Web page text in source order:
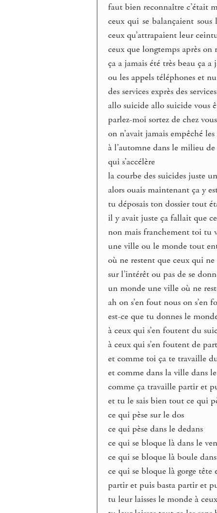
faut bien reconnaître c’était
ceux qui se balançaient
ceux qu’attrapaient leur
ceux que longtemps après
ça a jamais été très beau ça a
ou les appels téléphones et
des services exprès des
allo suicide allo suicide vous
parlez-moi sortez de chez
on n’avait jamais empêché
à l’automne dans le milieu
qui s’accélère
la courbe des suicides juste
alors ouais maintenant ça y
tu déposais ton dossier tout
il y avait juste ça fallait que
non mais franchement toi tu
une ville ou le monde tout
où ne restent que ceux qui ne
sur l’intérêt ou pas de se
un monde une ville où ne
ah on s’en fout nous on s’en
est-ce que tu donnes le
à ceux qui s’en foutent du
à ceux qui s’en foutent de
et comme toi ça te travaille
et comme dans la ville dans
comme ça travaille partir et
et tu le sais bien tout ce qui
ce qui pèse sur le dos
ce qui pèse dans le dedans
ce qui se bloque là dans le
ce qui se bloque là boule
ce qui se bloque là gorge tête
partir et puis basta partir et
tu leur laisses le monde à